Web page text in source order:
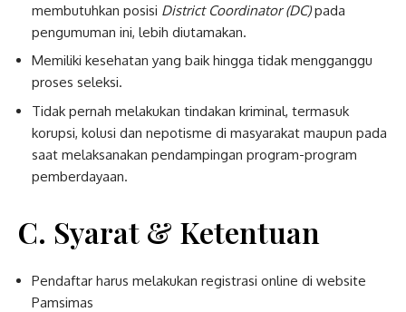
membutuhkan posisi District Coordinator (DC)pada
pengumuman ini, lebih diutamakan.
Memiliki kesehatan yang baik hingga tidak mengganggu
proses seleksi.
Tidak pernah melakukan tindakan kriminal, termasuk
korupsi, kolusi dan nepotisme di masyarakat maupun pada
saat melaksanakan pendampingan program-program
pemberdayaan.
C. Syarat & Ketentuan
Pendaftar harus melakukan registrasi online di website
Pamsimas